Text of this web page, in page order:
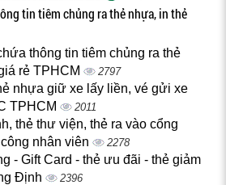
tin tiêm chủng ra thẻ nhựa, in thẻ
thông tin tiêm chủng ra thẻ
rẻ TPHCM
2797
nhựa giữ xe lấy liền, vé gửi xe
TPHCM
2011
thẻ thư viện, thẻ ra vào cổng
nhân viên
2278
- Gift Card - thẻ ưu đãi - thẻ giảm
Định
2396